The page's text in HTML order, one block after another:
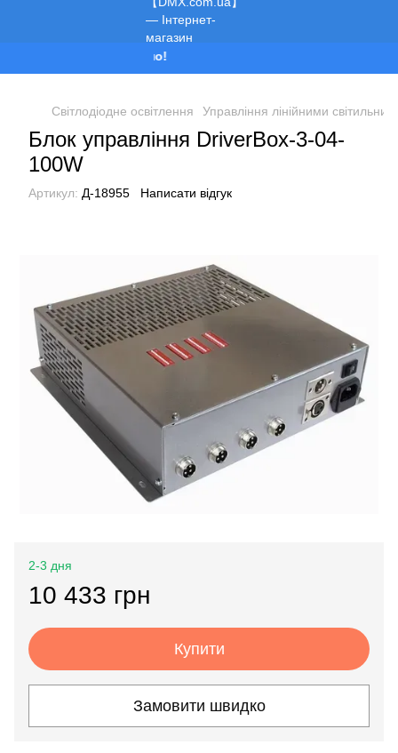
Світлодіодне освітлення Управління лінійними
Блок управління DriverBox-3-04-
100W
Артикул: Д-18955 Написати відгук
2-3 дня
10 433 грн
Купити
Замовити швидко